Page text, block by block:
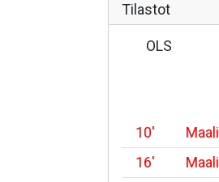
Tilastot
OLS
10' Maali
16'
Maali